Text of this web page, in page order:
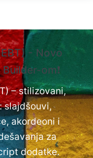
- Novo
om❗
– stilizovani,
slajdšouvi,
akordeoni i
za
dodatke.
na